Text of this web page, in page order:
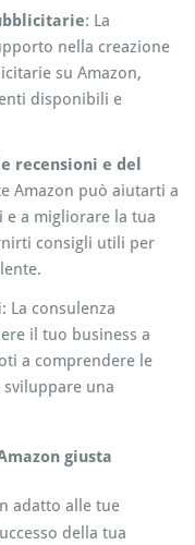
: La
nella creazione
su Amazon,
disponibili e
recensioni e del
Amazon può aiutarti a
e a migliorare la tua
consigli utili per
: La consulenza
il tuo business a
a comprendere le
una
giusta
adatto alle tue
della tua